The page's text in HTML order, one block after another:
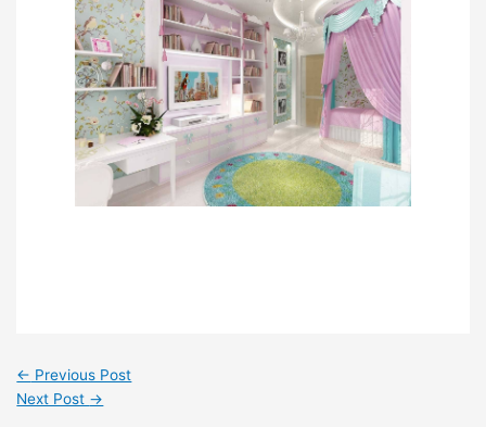
← Previous Post
Next Post →